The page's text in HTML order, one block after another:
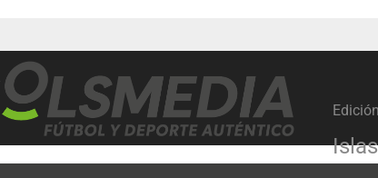
Edición